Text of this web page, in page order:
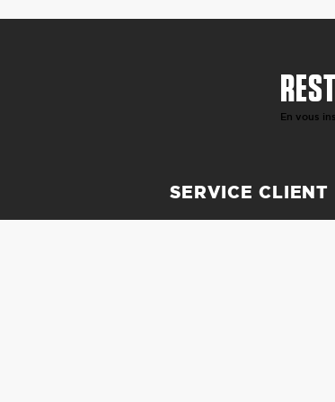
En vous
SERVICE CLIENT
CONTACT